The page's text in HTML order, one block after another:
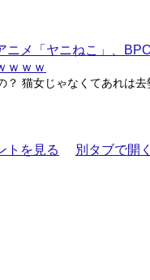
ニメ「ヤニねこ」、
ｗｗｗ
？ 猫女じゃなくてあれは去
トを見る 別タブで開く